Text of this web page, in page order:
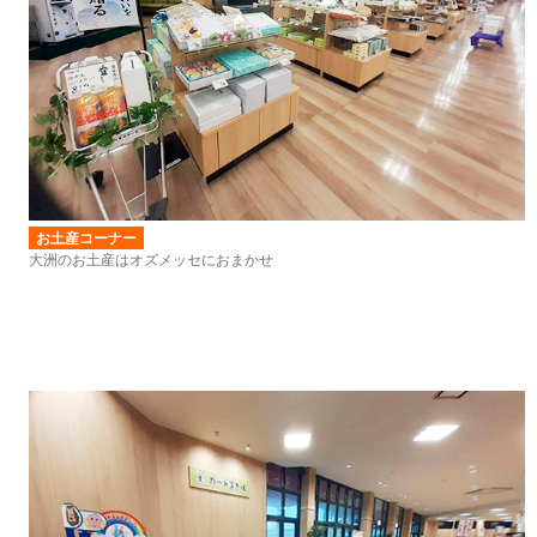
お土産コーナー
大洲のお土産はオズメッセにおまかせ